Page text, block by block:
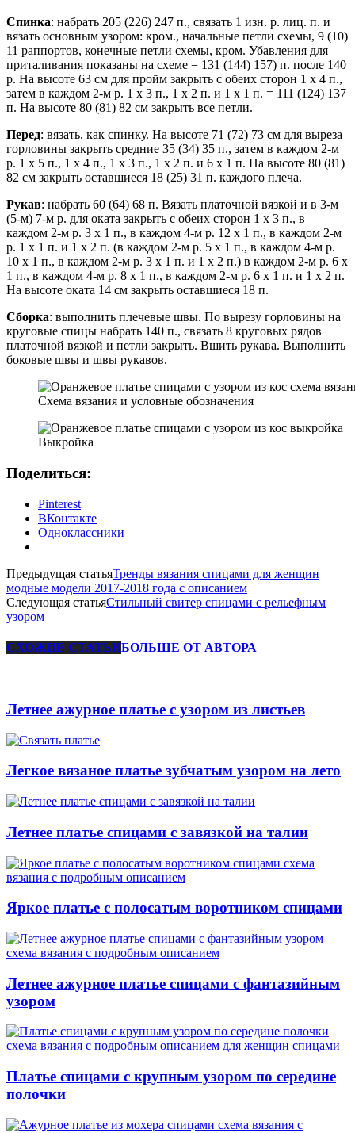
Спинка: набрать 205 (226) 247 п., связать 1 изн. р. лиц. п. и
вязать основным узором: кром., начальные петли схемы, 9 (10)
11 раппортов, конечные петли схемы, кром. Убавления для
приталивания показаны на схеме = 131 (144) 157) п. после 140
р. На высоте 63 см для пройм закрыть с обеих сторон 1 х 4 п.,
затем в каждом 2-м р. 1 х 3 п., 1 х 2 п. и 1 х 1 п. = 111 (124) 137
п. На высоте 80 (81) 82 см закрыть все петли.
Перед: вязать, как спинку. На высоте 71 (72) 73 см для выреза
горловины закрыть средние 35 (34) 35 п., затем в каждом 2-м
р. 1 х 5 п., 1 х 4 п., 1 х 3 п., 1 х 2 п. и 6 х 1 п. На высоте 80 (81)
82 см закрыть оставшиеся 18 (25) 31 п. каждого плеча.
Рукав: набрать 60 (64) 68 п. Вязать платочной вязкой и в 3-м
(5-м) 7-м р. для оката закрыть с обеих сторон 1 х 3 п., в
каждом 2-м р. 3 х 1 п., в каждом 4-м р. 12 х 1 п., в каждом 2-м
р. 1 х 1 п. и 1 х 2 п. (в каждом 2-м р. 5 х 1 п., в каждом 4-м р.
10 х 1 п., в каждом 2-м р. 3 х 1 п. и 1 х 2 п.) в каждом 2-м р. 6 х
1 п., в каждом 4-м р. 8 х 1 п., в каждом 2-м р. 6 х 1 п. и 1 х 2 п.
На высоте оката 14 см закрыть оставшиеся 18 п.
Сборка: выполнить плечевые швы. По вырезу горловины на
круговые спицы набрать 140 п., связать 8 круговых рядов
платочной вязкой и петли закрыть. Вшить рукава. Выполнить
боковые швы и швы рукавов.
Схема вязания и условные обозначения
Выкройка
Поделиться:
Pinterest
ВКонтакте
Одноклассники
Предыдущая статьяТренды вязания спицами для женщин
модные модели 2017-2018 года с описанием
Следующая статьяСтильный свитер спицами с рельефным
узором
СХОЖИЕ СТАТЬИБОЛЬШЕ ОТ АВТОРА
Летнее ажурное платье с узором из листьев
Легкое вязаное платье зубчатым узором на лето
Летнее платье спицами с завязкой на талии
Яркое платье с полосатым воротником спицами
Летнее ажурное платье спицами с фантазийным
узором
Платье спицами с крупным узором по середине
полочки